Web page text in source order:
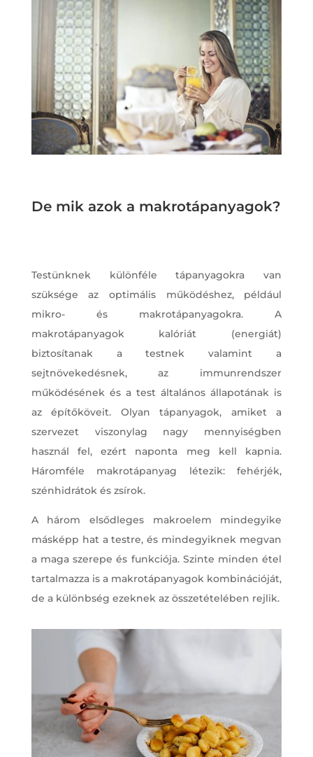
De mik azok a makrotápanyagok?
Testünknek különféle tápanyagokra van
szüksége az optimális működéshez, például
mikro- és makrotápanyagokra. A
makrotápanyagok kalóriát (energiát)
biztosítanak a testnek valamint a
sejtnövekedésnek, az immunrendszer
működésének és a test általános állapotának is
az építőköveit. Olyan tápanyagok, amiket a
szervezet viszonylag nagy mennyiségben
használ fel, ezért naponta meg kell kapnia.
Háromféle makrotápanyag létezik: fehérjék,
szénhidrátok és zsírok.
A három elsődleges makroelem mindegyike
másképp hat a testre, és mindegyiknek megvan
a maga szerepe és funkciója. Szinte minden étel
tartalmazza is a makrotápanyagok kombinációját,
de a különbség ezeknek az összetételében rejlik.